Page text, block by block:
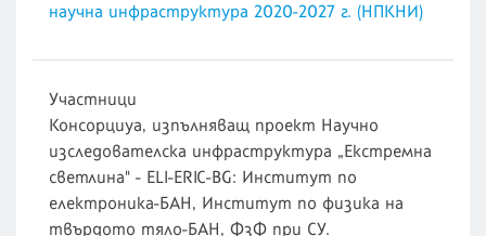
научна инфраструктура 2020-2027 г. (НПКНИ)
Участници
Консорциуа, изпълняващ проект Научно
изследователска инфраструктура „Екстремна
светлина" - ELI-ERIC-BG: Институт по
електроника-БАН, Институт по физика на
твърдото тяло-БАН, ФзФ при СУ.